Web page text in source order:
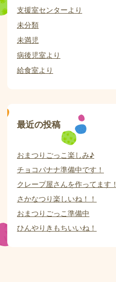
支援室センターより
未分類
未満児
病後児室より
給食室より
最近の投稿
おまつりごっこ楽しみ♪
チョコバナナ準備中です！
クレープ屋さんを作ってます！
さかなつり楽しいね！！
おまつりごっこ準備中
ひんやりきもちいいね！